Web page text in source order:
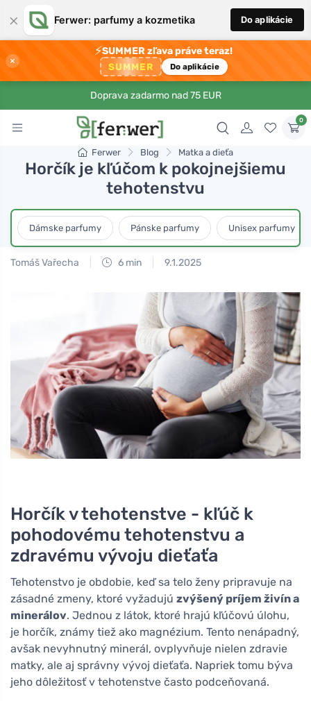
× Ferwer: parfumy a kozmetika Do aplikácie
×
⚡SUMMER zľava práve teraz!
SUMMER Do aplikácie
Doprava zadarmo nad 75 EUR
0
Ferwer Blog Matka a dieťa
Horčík je kľúčom k pokojnejšiemu
tehotenstvu
Dámske parfumy Pánske parfumy Unisex parfumy
Tomáš Vařecha 6 min 9.1.2025
Horčík v tehotenstve - kľúč k
pohodovému tehotenstvu a
zdravému vývoju dieťaťa
Tehotenstvo je obdobie, keď sa telo ženy pripravuje na
zásadné zmeny, ktoré vyžadujú zvýšený príjem živín a
minerálov. Jednou z látok, ktoré hrajú kľúčovú úlohu,
je horčík, známy tiež ako magnézium. Tento nenápadný,
avšak nevyhnutný minerál, ovplyvňuje nielen zdravie
matky, ale aj správny vývoj dieťaťa. Napriek tomu býva
jeho dôležitosť v tehotenstve často podceňovaná.